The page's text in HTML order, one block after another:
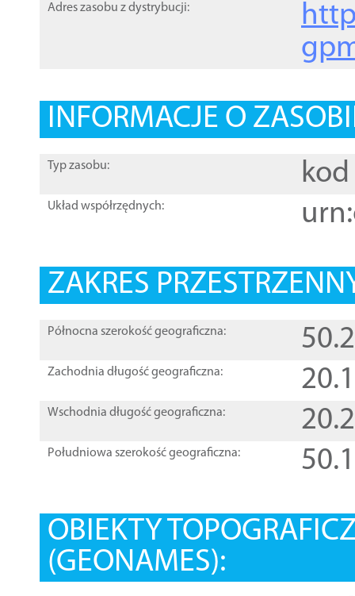
Adres zasobu z dystrybucji:
INFORMACJE O
Typ zasobu: kod
Układ współrzędnych:
ZAKRES
Północna szerokość geograficzna:
Zachodnia długość geograficzna:
Wschodnia długość geograficzna:
Południowa szerokość geograficzna:
OBIEKTY
(GEONAMES):